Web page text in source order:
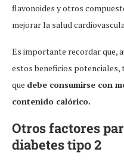
flavonoides y otros
mejorar la salud
Es importante recordar que,
estos beneficios potenciales,
que debe consumirse con
contenido calórico.
Otros factores
diabetes tipo 2